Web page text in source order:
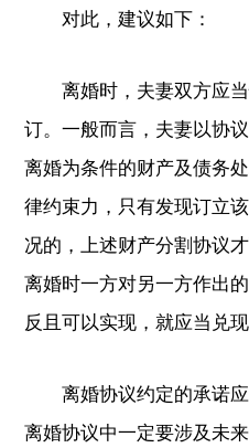
对此，建议如下：
离婚时，夫妻双方应当
订。一般而言，夫妻以协
离婚为条件的财产及债务
律约束力，只有发现订立
况的，上述财产分割协议
离婚时一方对另一方作出
反且可以实现，就应当兑现
离婚协议约定的承诺应
离婚协议中一定要涉及未